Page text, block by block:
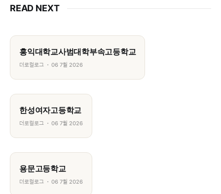
READ NEXT
홍익대학교사범대학부속고등학교
더로컬로그 06 7월 2026
한성여자고등학교
더로컬로그 06 7월 2026
용문고등학교
더로컬로그 06 7월 2026